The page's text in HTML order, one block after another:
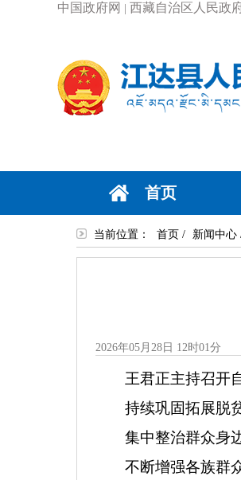
中国政府网 西藏自治区人民政
首页
当前位置： 首页 / 新闻中心
2026年05月28日 12时01分
王君正主持召开
持续巩固拓展脱
集中整治群众身
不断增强各族群